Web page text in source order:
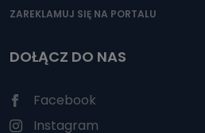
ZAREKLAMUJ SIĘ NA PORTALU
DOŁĄCZ DO NAS
Facebook
Instagram